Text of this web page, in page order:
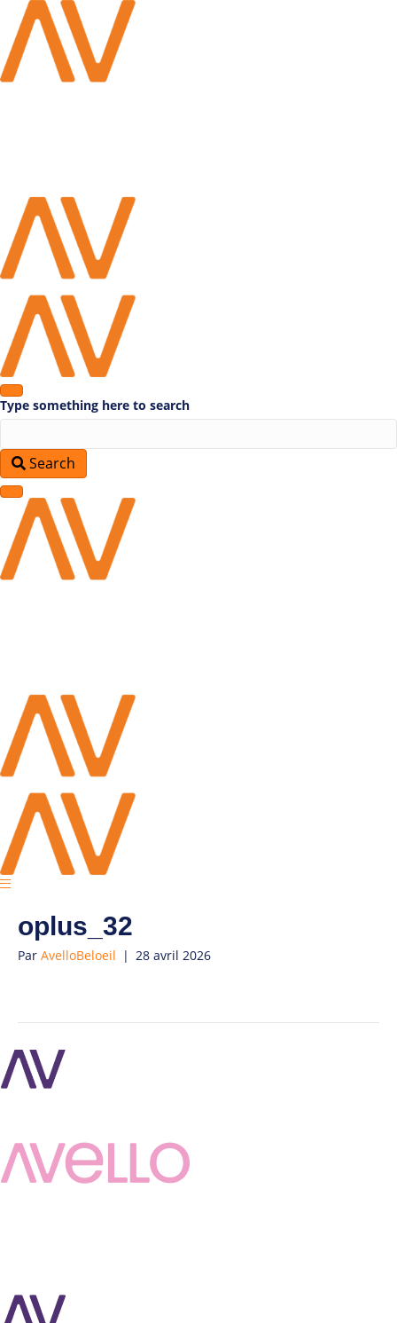
Type something here to search
Search
oplus_32
Par AvelloBeloeil | 28 avril 2026